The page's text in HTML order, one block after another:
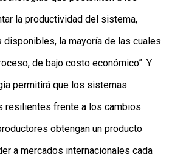
la productividad del sistema,
la mayoría de las cuales
de bajo costo económico”. Y
permitirá que los sistemas
resilientes frente a los cambios
obtengan un producto
a mercados internacionales cada